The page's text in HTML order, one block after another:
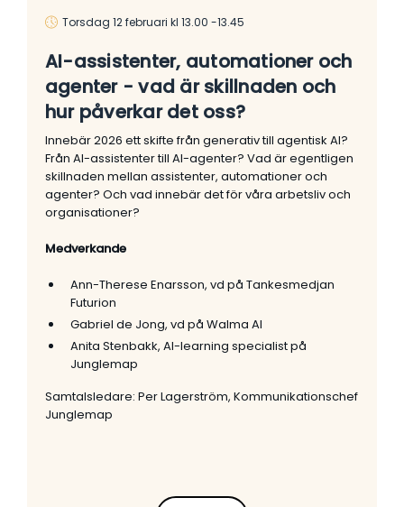
Torsdag 12 februari kl 13.00 -13.45
AI-assistenter, automationer och
agenter - vad är skillnaden och
hur påverkar det oss?
Innebär 2026 ett skifte från generativ till agentisk AI?
Från AI-assistenter till AI-agenter? Vad är egentligen
skillnaden mellan assistenter, automationer och
agenter? Och vad innebär det för våra arbetsliv och
organisationer?
Medverkande
Ann-Therese Enarsson, vd på Tankesmedjan
Futurion
Gabriel de Jong, vd på Walma AI
Anita Stenbakk, AI-learning specialist på
Junglemap
Samtalsledare: Per Lagerström, Kommunikationschef
Junglemap